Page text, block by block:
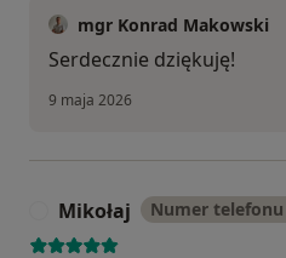
mgr Konrad Makowski
Serdecznie dziękuję!
9 maja 2026
Mikołaj Numer